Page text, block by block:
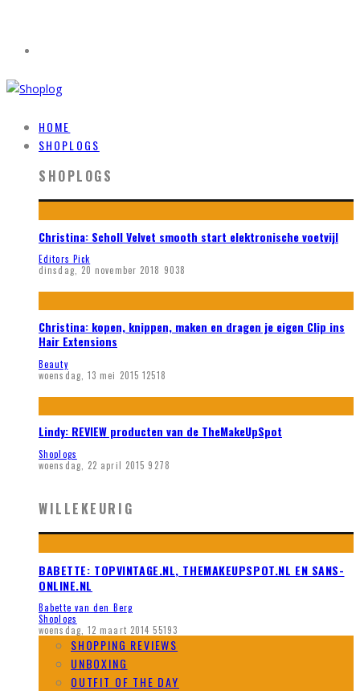
HOME
SHOPLOGS
SHOPLOGS
Christina: Scholl Velvet smooth start elektronische voetvijl
Editors Pick
dinsdag, 20 november 2018 9038
Christina: kopen, knippen, maken en dragen je eigen Clip ins
Hair Extensions
Beauty
woensdag, 13 mei 2015 12518
Lindy: REVIEW producten van de TheMakeUpSpot
Shoplogs
woensdag, 22 april 2015 9278
WILLEKEURIG
BABETTE: TOPVINTAGE.NL, THEMAKEUPSPOT.NL EN SANS-
ONLINE.NL
Babette van den Berg
Shoplogs
woensdag, 12 maart 2014 55193
SHOPPING REVIEWS
UNBOXING
OUTFIT OF THE DAY